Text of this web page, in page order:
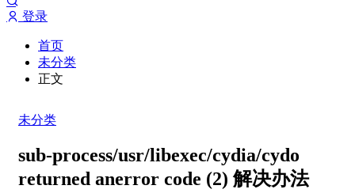
登录
首页
未分类
正文
未分类
sub-process/usr/libexec/cydia/cydo
returned anerror code (2) 解决办法